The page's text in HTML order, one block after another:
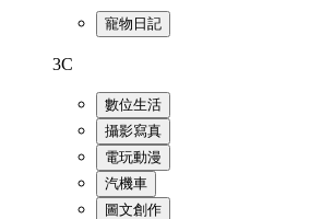
寵物日記
3C
數位生活
攝影寫真
電玩動漫
汽機車
圖文創作